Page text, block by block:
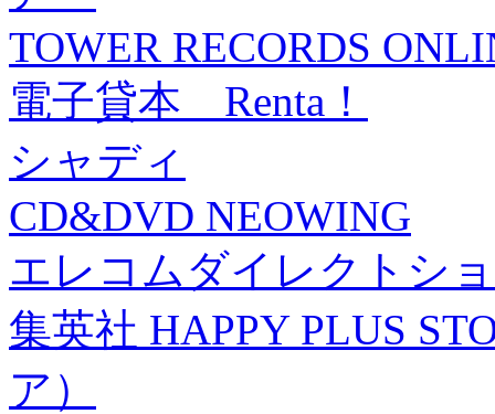
TOWER RECORDS
電子貸本 Renta！
シャディ
CD&DVD NEOWING
エレコムダイレクトシ
集英社 HAPPY PLUS
ア）